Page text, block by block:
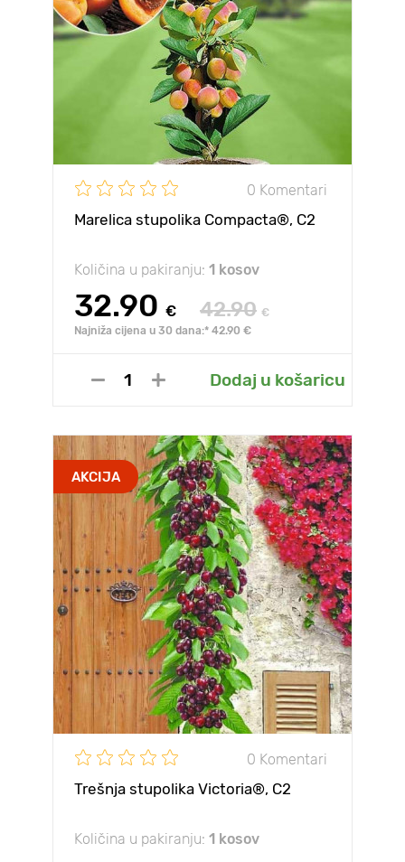
0 Komentari
Marelica stupolika Compacta®, C2
Količina u pakiranju: 1 kosov
32.90 € 42.90 €
Najniža cijena u 30 dana:* 42.90 €
Dodaj u košaricu
AKCIJA
0 Komentari
Trešnja stupolika Victoria®, C2
Količina u pakiranju: 1 kosov